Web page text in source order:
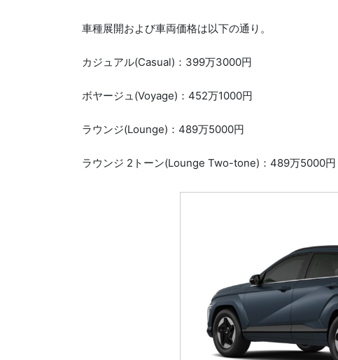
車種展開および車両価格は以下の通り。
カジュアル(Casual)：399万3000円
ボヤージュ(Voyage)：452万1000円
ラウンジ(Lounge)：489万5000円
ラウンジ 2トーン(Lounge Two-tone)：489万5000円